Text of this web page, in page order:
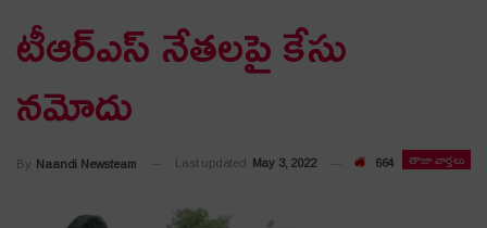
టీఆర్ఎస్ నేత‌ల‌పై కేసు
న‌మోదు
తాజా వార్తలు
By Naandi Newsteam Last updated May 3, 2022 664